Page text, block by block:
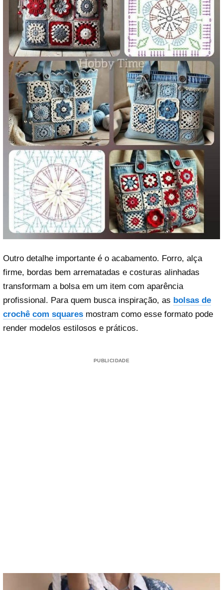
Outro detalhe importante é o acabamento. Forro, alça
firme, bordas bem arrematadas e costuras alinhadas
transformam a bolsa em um item com aparência
profissional. Para quem busca inspiração, as bolsas de
crochê com squares mostram como esse formato pode
render modelos estilosos e práticos.
PUBLICIDADE